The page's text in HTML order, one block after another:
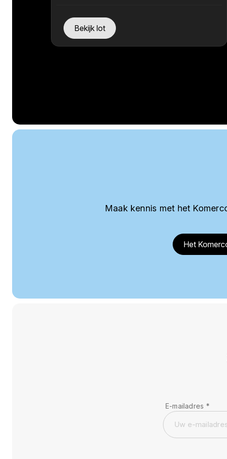
Bekijk lot
Maak kennis met het
Het
E-mailadres *